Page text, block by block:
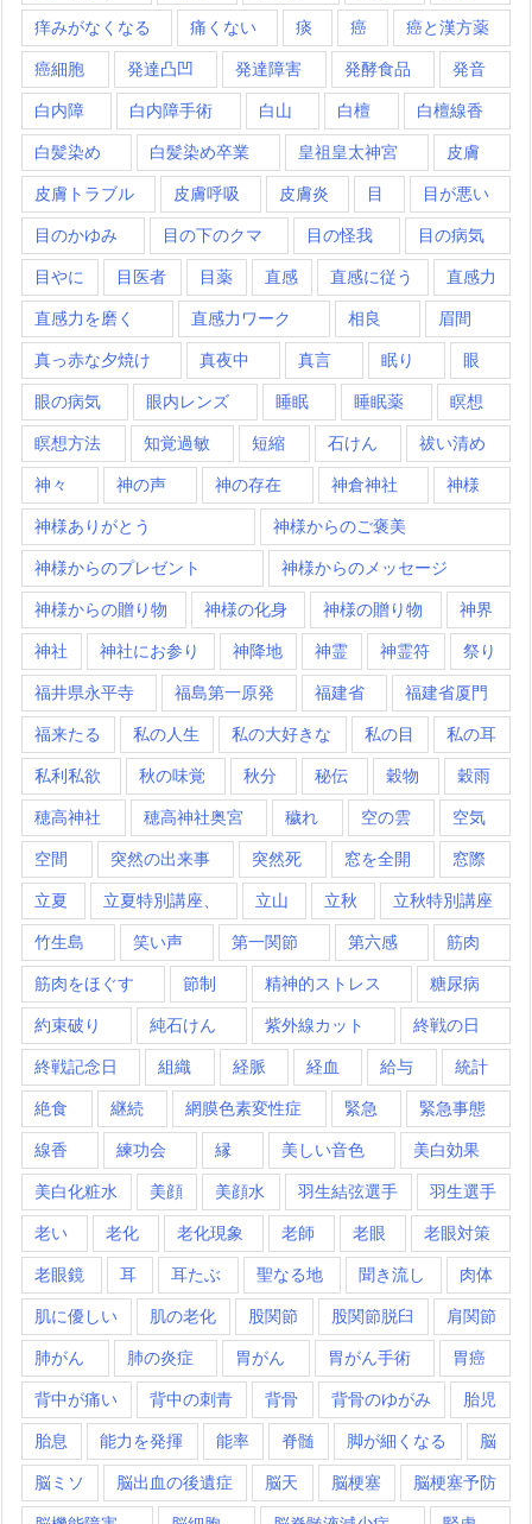
痒みがなくなる 痛くない 痰 癌 癌と漢方薬
癌細胞 発達凸凹 発達障害 発酵食品 発音
白内障 白内障手術 白山 白檀 白檀線香
白髪染め 白髪染め卒業 皇祖皇太神宮 皮膚
皮膚トラブル 皮膚呼吸 皮膚炎 目 目が悪い
目のかゆみ 目の下のクマ 目の怪我 目の病気
目やに 目医者 目薬 直感 直感に従う 直感力
直感力を磨く 直感力ワーク 相良 眉間
真っ赤な夕焼け 真夜中 真言 眠り 眼
眼の病気 眼内レンズ 睡眠 睡眠薬 瞑想
瞑想方法 知覚過敏 短縮 石けん 祓い清め
神々 神の声 神の存在 神倉神社 神様
神様ありがとう 神様からのご褒美
神様からのプレゼント 神様からのメッセージ
神様からの贈り物 神様の化身 神様の贈り物 神界
神社 神社にお参り 神降地 神霊 神霊符 祭り
福井県永平寺 福島第一原発 福建省 福建省厦門
福来たる 私の人生 私の大好きな 私の目 私の耳
私利私欲 秋の味覚 秋分 秘伝 穀物 穀雨
穂高神社 穂高神社奥宮 穢れ 空の雲 空気
空間 突然の出来事 突然死 窓を全開 窓際
立夏 立夏特別講座、 立山 立秋 立秋特別講座
竹生島 笑い声 第一関節 第六感 筋肉
筋肉をほぐす 節制 精神的ストレス 糖尿病
約束破り 純石けん 紫外線カット 終戦の日
終戦記念日 組織 経脈 経血 給与 統計
絶食 継続 網膜色素変性症 緊急 緊急事態
線香 練功会 縁 美しい音色 美白効果
美白化粧水 美顔 美顔水 羽生結弦選手 羽生選手
老い 老化 老化現象 老師 老眼 老眼対策
老眼鏡 耳 耳たぶ 聖なる地 聞き流し 肉体
肌に優しい 肌の老化 股関節 股関節脱臼 肩関節
肺がん 肺の炎症 胃がん 胃がん手術 胃癌
背中が痛い 背中の刺青 背骨 背骨のゆがみ 胎児
胎息 能力を発揮 能率 脊髄 脚が細くなる 脳
脳ミソ 脳出血の後遺症 脳天 脳梗塞 脳梗塞予防